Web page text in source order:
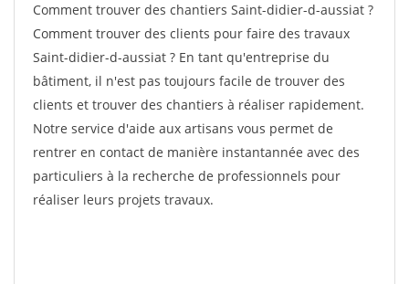
Comment trouver des chantiers Saint-didier-d-aussiat ?
Comment trouver des clients pour faire des travaux
Saint-didier-d-aussiat ? En tant qu'entreprise du
bâtiment, il n'est pas toujours facile de trouver des
clients et trouver des chantiers à réaliser rapidement.
Notre service d'aide aux artisans vous permet de
rentrer en contact de manière instantannée avec des
particuliers à la recherche de professionnels pour
réaliser leurs projets travaux.